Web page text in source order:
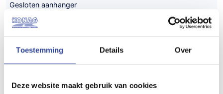
Toestemming Details Over
Deze website maakt gebruik van cookies
Gesloten aanhanger
Uitvoering